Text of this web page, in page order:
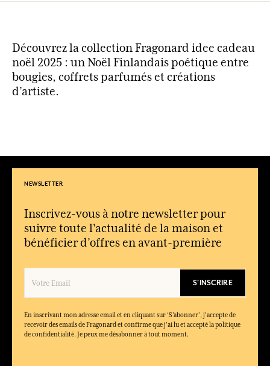
Découvrez la collection Fragonard idee cadeau
noël 2025 : un Noël Finlandais poétique entre
bougies, coffrets parfumés et créations
d’artiste.
NEWSLETTER
Inscrivez-vous à notre newsletter pour
suivre toute l'actualité de la maison et
bénéficier d’offres en avant-première
S'INSCRIRE
En inscrivant mon adresse email et en cliquant sur ‘S’abonner’, j'accepte de
recevoir des emails de Fragonard et confirme que j'ai lu et accepté la politique
de confidentialité. Je peux me désabonner à tout moment.